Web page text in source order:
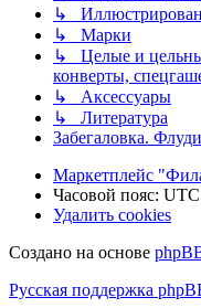
↳
↳ Марки
↳ Целые и
конверты,
↳ Аксессуары
↳ Литература
Забегаловка.
Маркетплейс
Часовой пояс: UTC
Удалить cookies
Создано на основе
Русская поддержка